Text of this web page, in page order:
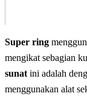
Super ring
mengikat sebagian
sunat ini adalah
menggunakan alat